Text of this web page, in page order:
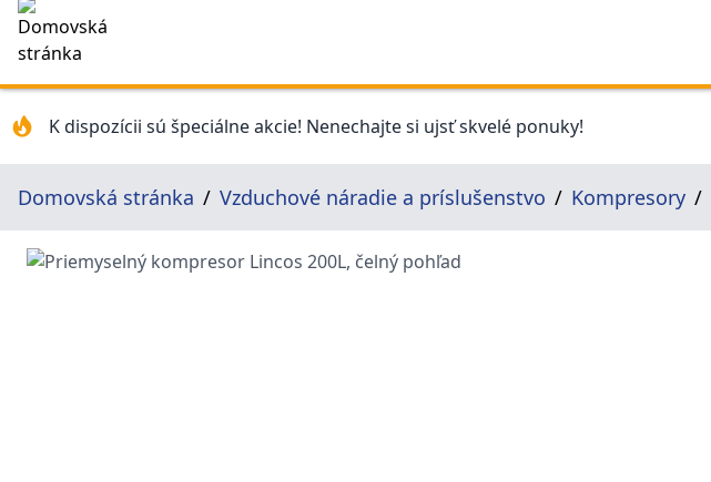
K dispozícii sú špeciálne akcie! Nenechajte si ujsť skvelé ponuky!
Domovská stránka Vzduchové náradie a príslušenstvo Kompresory